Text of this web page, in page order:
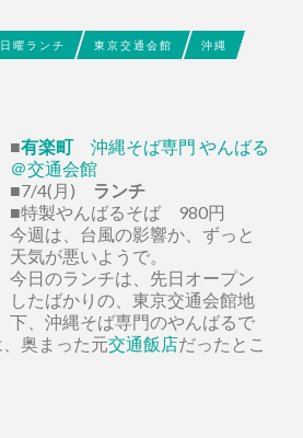
日曜ランチ 東京交通会館 沖縄
■有楽町
沖縄そば専門 やんばる
＠交通会館
■7/4(月) ランチ
■特製やんばるそば 980円
今週は、台風の影響か、ずっと
天気が悪いようで。
今日のランチは、先日オープン
したばかりの、東京交通会館地
下、沖縄そば専門のやんばるで
奥まった元交通飯店だったとこ